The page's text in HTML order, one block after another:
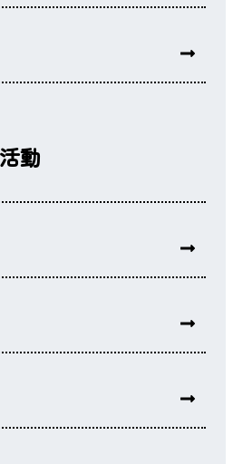
動